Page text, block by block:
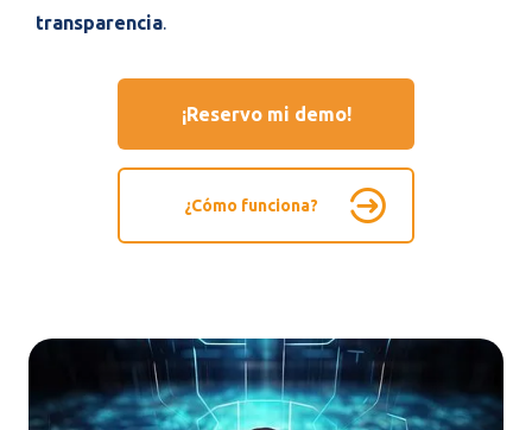
transparencia
¡Reservo mi demo!
¿Cómo funciona?